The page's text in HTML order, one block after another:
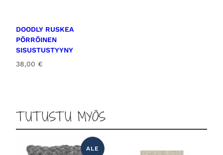
DOODLY RUSKEA
PÖRRÖINEN
SISUSTUSTYYNY
38,00 €
TUTUSTU MYÖS
ALE
T